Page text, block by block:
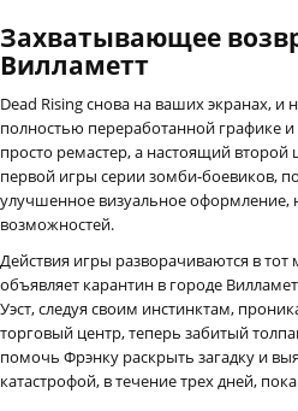
Захватывающее
Вилламетт
Dead Rising снова на ваших экранах, и
полностью переработанной графике и
просто ремастер, а настоящий
первой игры серии зомби-боевиков,
улучшенное визуальное оформление,
возможностей.
Действия игры разворачиваются в
объявляет карантин в городе
Уэст, следуя своим инстинктам,
торговый центр, теперь забитый
помочь Фрэнку раскрыть загадку и
катастрофой, в течение трех дней,